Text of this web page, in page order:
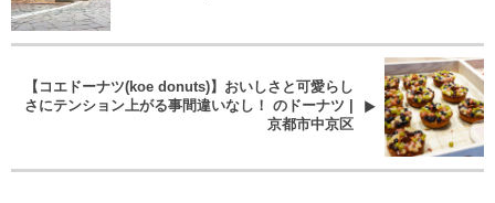
【コエドーナツ(koe donuts)】おいしさと可愛らし
さにテンション上がる事間違いなし！ のドーナツ |
京都市中京区